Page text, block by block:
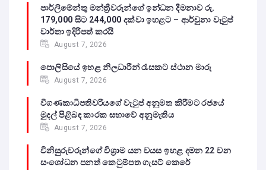
පාර්ලිමේන්තු මන්ත්‍රීවරුන්ගේ ඉන්ධන දීමනාව රු.
179,000 සිට 244,000 දක්වා ඉහළට – ආර්චුනා වැටුප්
වාර්තා ඉදිරිපත් කරයි
August 7, 2026
පොලිසියේ ඉහළ නිලධාරීන් රැසකට ස්ථාන මාරු
August 7, 2026
විගණකාධිපතිවරියගේ වැටුප් අනුමත කිරීමට රජයේ
මුදල් පිළිබඳ කාරක සභාවේ අනුමැතිය
August 7, 2026
විනිසුරුවරුන්ගේ විශ්‍රාම යන වයස ඉහළ දමන 22 වන
සංශෝධන පනත් කෙටුම්පත ගැසට් කෙරේ